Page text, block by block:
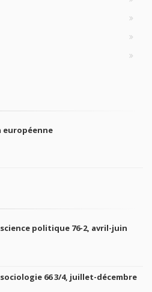
européenne
politique 76-2, avril-juin
66 3/4, juillet-décembre